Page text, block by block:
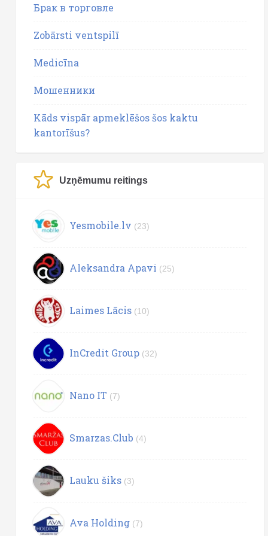
Брак в торговле
Zobārsti ventspilī
Medicīna
Мошенники
Kāds vispār apmeklēšos šos kaktu
kantorīšus?
Uzņēmumu reitings
Yesmobile.lv (23)
Aleksandra Apavi (25)
Laimes Lācis (10)
InCredit Group (32)
Nano IT (7)
Smarzas.Club (4)
Lauku šiks (3)
Ava Holding (7)